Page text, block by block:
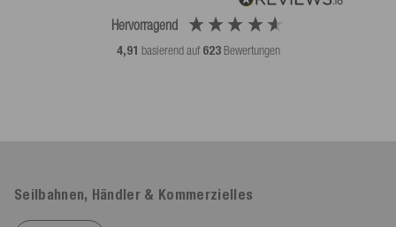
Hervorragend
4,91 basierend auf 623 Bewertungen
Seilbahnen, Händler & Kommerzielles